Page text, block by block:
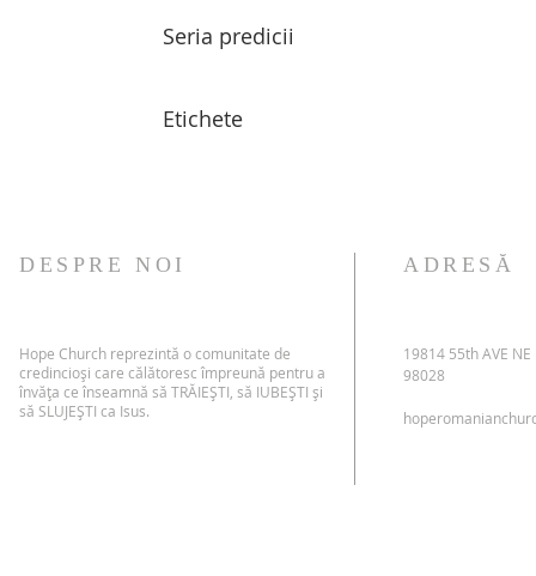
Seria predicii
Etichete
DESPRE NOI
Hope Church reprezintă o comunitate de
credincioși care călătoresc împreună pentru a
învăța ce înseamnă să TRĂIEȘTI, să IUBEȘTI și
să SLUJEȘTI ca Isus.
ADRESĂ
19814 55th AVE
98028